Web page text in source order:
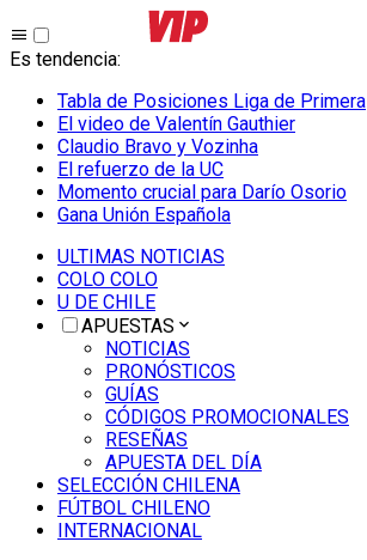
Es tendencia:
Tabla de Posiciones Liga de Primera
El video de Valentín Gauthier
Claudio Bravo y Vozinha
El refuerzo de la UC
Momento crucial para Darío Osorio
Gana Unión Española
ULTIMAS NOTICIAS
COLO COLO
U DE CHILE
APUESTAS
NOTICIAS
PRONÓSTICOS
GUÍAS
CÓDIGOS PROMOCIONALES
RESEÑAS
APUESTA DEL DÍA
SELECCIÓN CHILENA
FÚTBOL CHILENO
INTERNACIONAL